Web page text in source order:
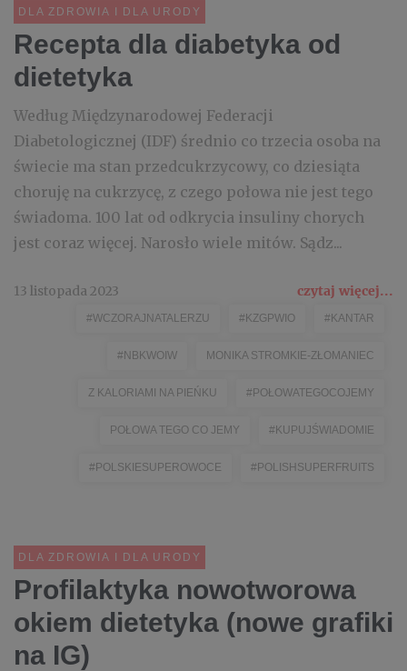
DLA ZDROWIA I DLA URODY
Recepta dla diabetyka od
dietetyka
Według Międzynarodowej Federacji
Diabetologicznej (IDF) średnio co trzecia osoba na
świecie ma stan przedcukrzycowy, co dziesiąta
choruję na cukrzycę, z czego połowa nie jest tego
świadoma. 100 lat od odkrycia insuliny chorych
jest coraz więcej. Narosło wiele mitów. Sądz...
13 listopada 2023 czytaj więcej...
#WCZORAJNATALERZU #KZGPWIO #KANTAR
#NBKWOIW MONIKA STROMKIE-ZŁOMANIEC
Z KALORIAMI NA PIEŃKU #POŁOWATEGOCOJEMY
POŁOWA TEGO CO JEMY #KUPUJŚWIADOMIE
#POLSKIESUPEROWOCE #POLISHSUPERFRUITS
DLA ZDROWIA I DLA URODY
Profilaktyka nowotworowa
okiem dietetyka (nowe grafiki
na IG)